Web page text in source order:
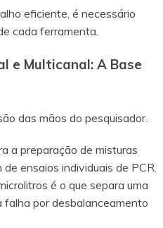
eficiente, é necessário
cada ferramenta.
e Multicanal: A Base
das mãos do pesquisador.
a preparação de misturas
ensaios individuais de PCR.
é o que separa uma
falha por desbalanceamento